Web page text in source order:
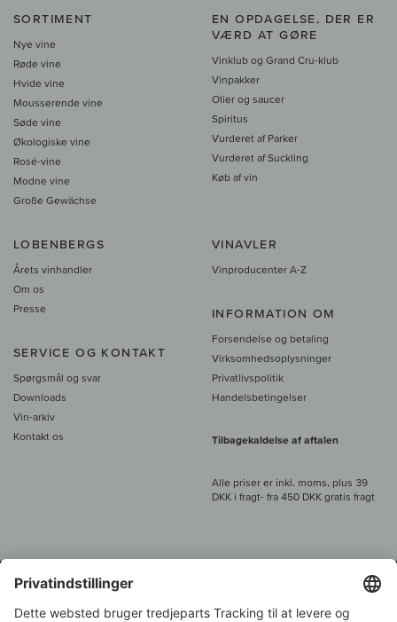
SORTIMENT
Nye vine
Røde vine
Hvide vine
Mousserende vine
Søde vine
Økologiske vine
Rosé-vine
Modne vine
Große Gewächse
EN OPDAGELSE, DER ER
VÆRD AT GØRE
Vinklub og Grand Cru-klub
Vinpakker
Olier og saucer
Spiritus
Vurderet af Parker
Vurderet af Suckling
Køb af vin
LOBENBERGS
Årets vinhandler
Om os
Presse
SERVICE OG KONTAKT
Spørgsmål og svar
Downloads
Vin-arkiv
Kontakt os
VINAVLER
Vinproducenter A-Z
INFORMATION OM
Forsendelse og betaling
Virksomhedsoplysninger
Privatlivspolitik
Handelsbetingelser
Tilbagekaldelse af aftalen
Alle priser er inkl. moms, plus 39
DKK i fragt- fra 450 DKK gratis fragt
Kundeservice: